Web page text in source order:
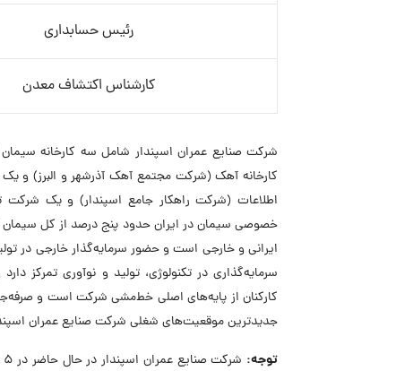
رئیس حسابداری
کارشناس اکتشاف معدن
شرکت صنایع عمران اسپندار شامل سه کارخانه
کارخانه آهک (شرکت مجتمع آهک آذرشهر و البرز) و
اطلاعات (شرکت راهکار جامع اسپندار) و یک شرکت
خصوصی سیمان در ایران حدود پنج درصد از کل سیمان
ایرانی و خارجی است و حضور سرمایه‌گذار خارجی در
سرمایه‌گذاری در تکنولوژی، تولید و نوآوری تمرکز
کارکنان از پایه‌های اصلی خط‌مشی شرکت است و
جدیدترین موقعیت‌های شغلی شرکت صنایع عمران
توجه: